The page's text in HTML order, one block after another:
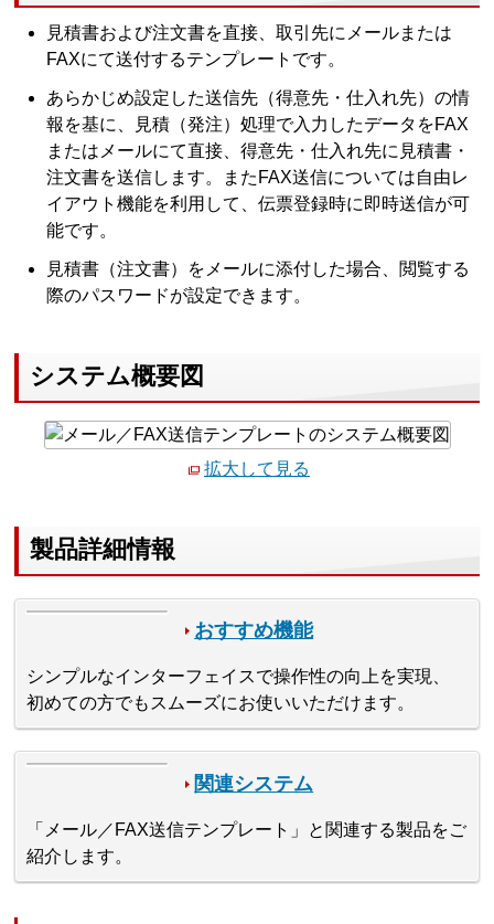
見積書および注文書を直接、取引先にメールまたは
FAXにて送付するテンプレートです。
あらかじめ設定した送信先（得意先・仕入れ先）の情
報を基に、見積（発注）処理で入力したデータをFAX
またはメールにて直接、得意先・仕入れ先に見積書・
注文書を送信します。またFAX送信については自由レ
イアウト機能を利用して、伝票登録時に即時送信が可
能です。
見積書（注文書）をメールに添付した場合、閲覧する
際のパスワードが設定できます。
システム概要図
拡大して見る
製品詳細情報
おすすめ機能
シンプルなインターフェイスで操作性の向上を実現、
初めての方でもスムーズにお使いいただけます。
関連システム
「メール／FAX送信テンプレート」と関連する製品をご
紹介します。